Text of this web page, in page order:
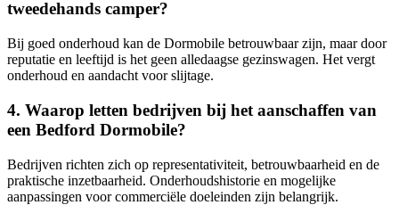
tweedehands camper?
Bij goed onderhoud kan de Dormobile betrouwbaar zijn, maar door
reputatie en leeftijd is het geen alledaagse gezinswagen. Het vergt
onderhoud en aandacht voor slijtage.
4. Waarop letten bedrijven bij het aanschaffen van
een Bedford Dormobile?
Bedrijven richten zich op representativiteit, betrouwbaarheid en de
praktische inzetbaarheid. Onderhoudshistorie en mogelijke
aanpassingen voor commerciële doeleinden zijn belangrijk.